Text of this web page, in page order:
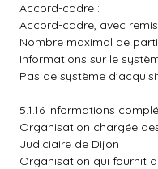
Accord-cadre :
Accord-cadre, avec
Nombre maximal de
Informations sur le
Pas de système
5.1.16 Informations
Organisation chargée
Judiciaire de Dijon
Organisation qui fournit